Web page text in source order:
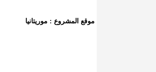
موقع المشروع : موريتانيا